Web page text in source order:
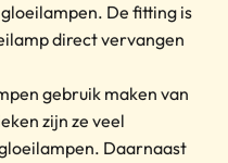
De fitting is
direct vervangen
gebruik maken van
zijn ze veel
Daarnaast